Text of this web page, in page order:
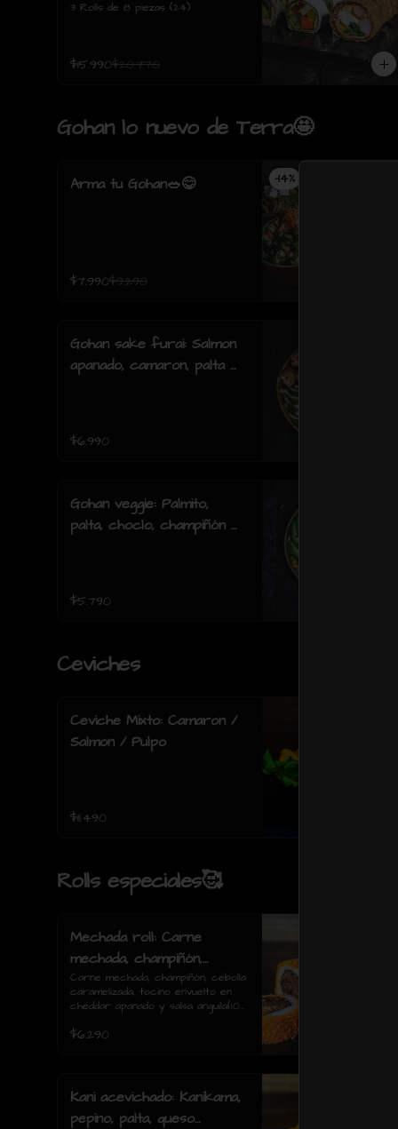
3 Rolls de 8 piezas (24)
$15.990$20.770
Gohan lo nuevo de Terra🤩
-14%
Arma tu Gohan🥗😋
$7.990$9.290
Gohan sake furai: Salmon
apanado, camaron, palta y
$6.990
Gohan veggie: Palmito,
palta, choclo, champiñón y
$5.790
Ceviches
Ceviche Mixto: Camaron /
Salmon / Pulpo
$11.490
Rolls especiales🥰
Mechada roll: Carne
mechada, champiñón,
cebolla caramelizada,
tocino envuelto en
anguila(10 piezas)
Carne mechada, champiñón, cebolla
caramelizada, tocino envuelto en
cheddar apanado y salsa anguila(10
$6.290
Kani acevichado: Kanikama,
pepino, palta, queso